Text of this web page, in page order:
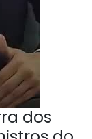
dos